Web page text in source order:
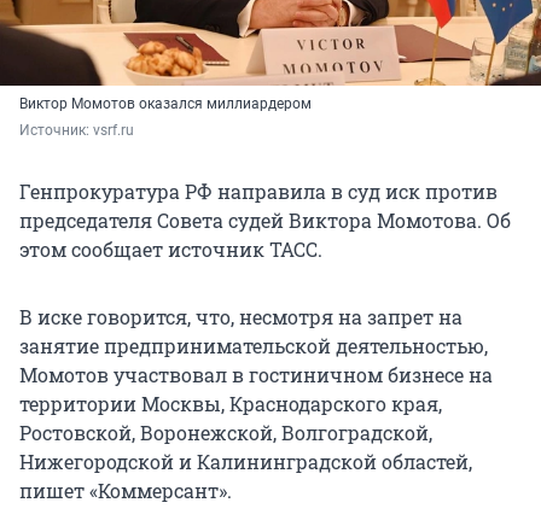
Виктор Момотов оказался миллиардером
Источник: vsrf.ru
Генпрокуратура РФ направила в суд иск против
председателя Совета судей Виктора Момотова. Об
этом сообщает источник ТАСС.
В иске говорится, что, несмотря на запрет на
занятие предпринимательской деятельностью,
Момотов участвовал в гостиничном бизнесе на
территории Москвы, Краснодарского края,
Ростовской, Воронежской, Волгоградской,
Нижегородской и Калининградской областей,
пишет «Коммерсант».